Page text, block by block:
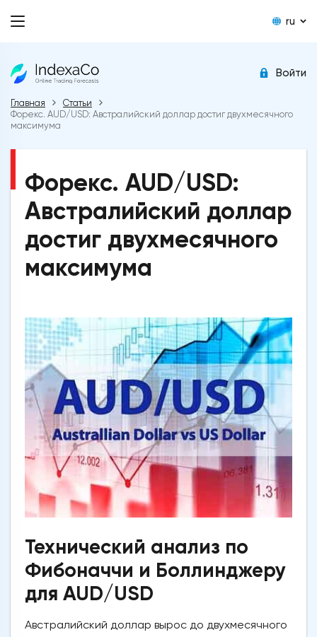
ru
Войти
Главная
Статьи
Форекс. AUD/USD: Австралийский доллар достиг двухмесячного
максимума
Форекс. AUD/USD:
Австралийский доллар
достиг двухмесячного
максимума
Технический анализ по
Фибоначчи и Боллинджеру
для AUD/USD
Австралийский доллар вырос до двухмесячного